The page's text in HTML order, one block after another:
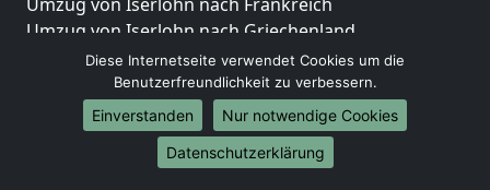
Umzug von Iserlohn nach Griechenland
Umzug von Iserlohn nach Italien
Umzug von Iserlohn nach Liechtenstein
Umzug von Iserlohn nach Luxemburg
Umzug von Iserlohn nach Niederlande
Umzug von Iserlohn nach Norwegen
Diese Internetseite verwendet Cookies um die
Benutzerfreundlichkeit zu verbessern.
Einverstanden
Nur notwendige Cookies
Datenschutzerklärung